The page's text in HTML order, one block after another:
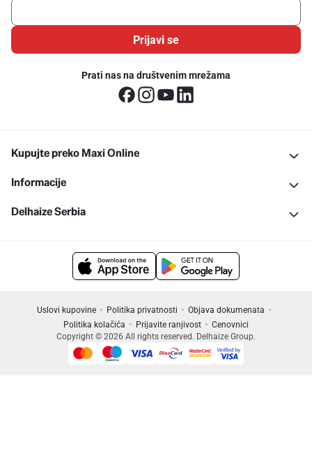
Prijavi se
Prati nas na društvenim mrežama
Kupujte preko Maxi Online
Informacije
Delhaize Serbia
Uslovi kupovine Politika privatnosti
Objava dokumenata
Politika kolačića
Prijavite ranjivost
Cenovnici
Copyright © 2026 All rights reserved. Delhaize Group.